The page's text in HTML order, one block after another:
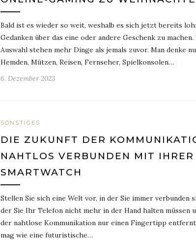
Bald ist es wieder so weit, weshalb es sich jetzt bereits
Gedanken über das eine oder andere Geschenk zu
Auswahl stehen mehr Dinge als jemals zuvor. Man denke
Hemden, Mützen, Reisen, Fernseher, Spielkonsolen…
6. Dezember 2023
SONSTIGES
DIE ZUKUNFT DER
NAHTLOS VERBUNDEN MIT IHRER
SMARTWATCH
Stellen Sie sich eine Welt vor, in der Sie immer verbunden
der Sie Ihr Telefon nicht mehr in der Hand halten müssen
der nahtlose Kommunikation nur einen Fingertipp
mag wie eine futuristische…